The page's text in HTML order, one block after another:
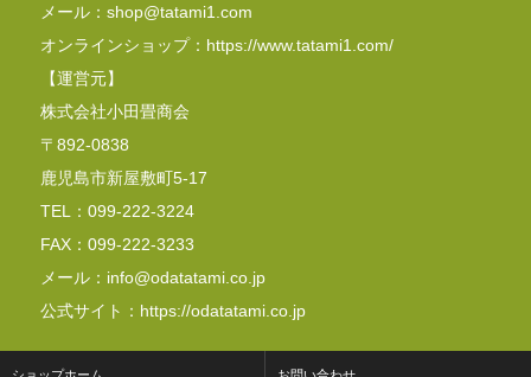
メール：shop@tatami1.com
オンラインショップ：https://www.tatami1.com/
【運営元】
株式会社小田畳商会
〒892-0838
鹿児島市新屋敷町5-17
TEL：099-222-3224
FAX：099-222-3233
メール：info@odatatami.co.jp
公式サイト：https://odatatami.co.jp